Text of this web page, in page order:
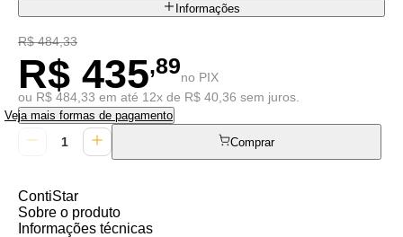
Informações
R$ 484,33
R$ 435,89no PIX
ou R$ 484,33 em até 12x de R$ 40,36 sem juros.
Veja mais formas de pagamento
Comprar
ContiStar
Sobre o produto
Informações técnicas